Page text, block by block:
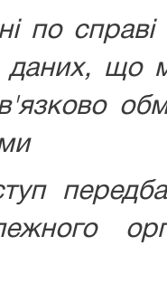
по
даних, що